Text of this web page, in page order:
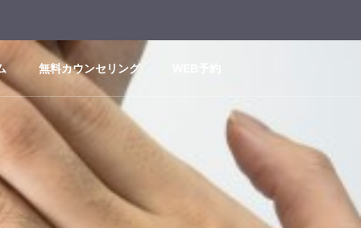
無料カウンセリング